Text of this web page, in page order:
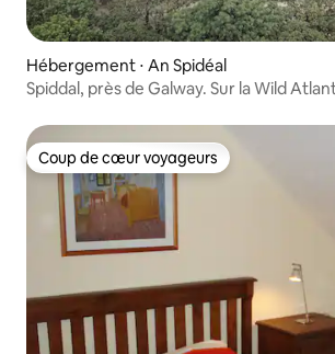
Hébergement ⋅ An Spidéal
Spiddal, près de Galway. Sur la Wild
Coup de cœur voyageurs
Coup de cœur voyageurs